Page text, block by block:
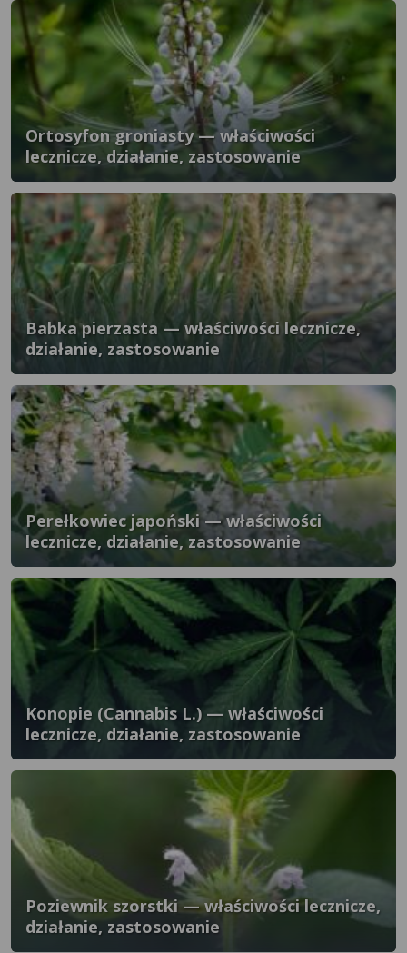
Ortosyfon groniasty — właściwości
lecznicze, działanie, zastosowanie
Babka pierzasta — właściwości lecznicze,
działanie, zastosowanie
Perełkowiec japoński — właściwości
lecznicze, działanie, zastosowanie
Konopie (Cannabis L.) — właściwości
lecznicze, działanie, zastosowanie
Poziewnik szorstki — właściwości lecznicze,
działanie, zastosowanie